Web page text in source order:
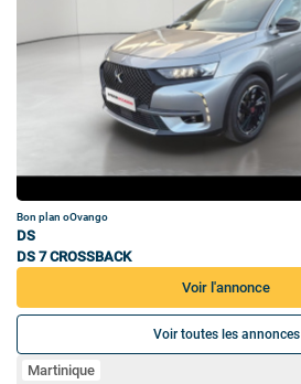
Bon plan oOvango
DS
DS 7 CROSSBACK
Voir l'annonce
Voir toutes les annonces
Martinique